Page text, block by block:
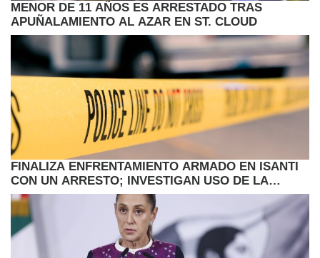
MENOR DE 11 AÑOS ES ARRESTADO TRAS
APUÑALAMIENTO AL AZAR EN ST. CLOUD
FINALIZA ENFRENTAMIENTO ARMADO EN ISANTI
CON UN ARRESTO; INVESTIGAN USO DE LA
FUERZA